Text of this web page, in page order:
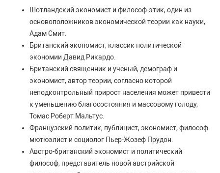
Шотландский экономист и философ-этик, один из
основоположников экономической теории как науки,
Адам Смит.
Британский экономист, классик политической
экономии Давид Рикардо.
Британский священник и ученый, демограф и
экономист, автор теории, согласно которой
неподконтрольный прирост населения может привести
к уменьшению благосостояния и массовому голоду,
Томас Роберт Мальтус.
Французский политик, публицист, экономист, философ-
мютюэлист и социолог Пьер-Жозеф Прудон.
Австро-британский экономист и политический
философ, представитель новой австрийской